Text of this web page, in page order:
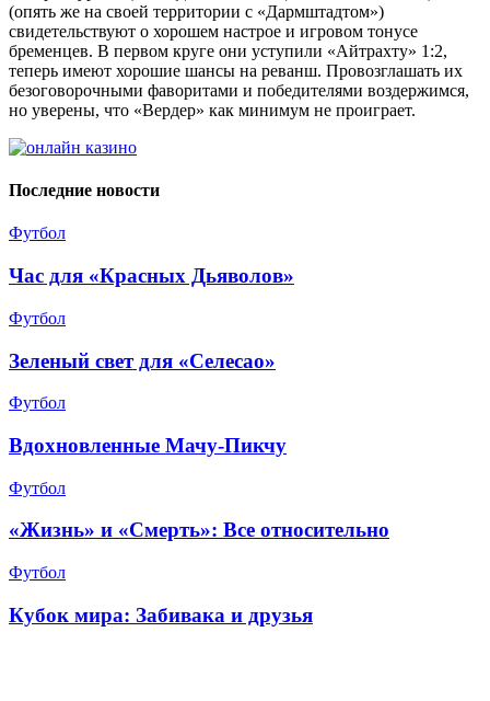
(опять же на своей территории с «Дармштадтом»)
свидетельствуют о хорошем настрое и игровом тонусе
бременцев. В первом круге они уступили «Айтрахту» 1:2,
теперь имеют хорошие шансы на реванш. Провозглашать их
безоговорочными фаворитами и победителями воздержимся,
но уверены, что «Вердер» как минимум не проиграет.
Последние новости
Футбол
Час для «Красных Дьяволов»
Футбол
Зеленый свет для «Селесао»
Футбол
Вдохновленные Мачу-Пикчу
Футбол
«Жизнь» и «Смерть»: Все относительно
Футбол
Кубок мира: Забивака и друзья